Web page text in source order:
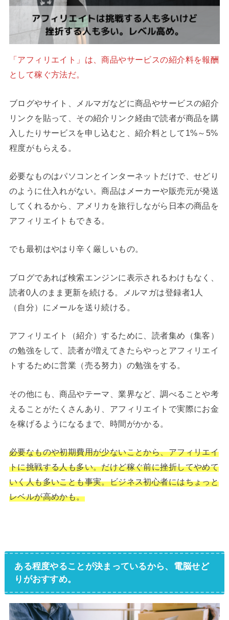
「アフィリエイト」は、商品やサービスの紹介料を報酬
として稼ぐ方法だ。
ブログやサイト、メルマガなどに商品やサービスの紹介
リンクを貼って、その紹介リンク経由で読者が商品を購
入したりサービスを申し込むと、紹介料として1%～5%
程度がもらえる。
必要なものはパソコンとインターネットだけで、せどり
のように仕入れがない。商品はメーカーや販売元が発送
してくれるから、アメリカを旅行しながら日本の商品を
アフィリエイトもできる。
でも最初はやはり辛く厳しいもの。
ブログであれば検索エンジンに表示されるわけもなく、
読者0人のまま更新を続ける。メルマガは登録者1人
（自分）にメールを送り続ける。
アフィリエイト（紹介）するために、読者集め（集客）
の勉強をして、読者が増えてきたらやっとアフィリエイ
トするために営業（売る努力）の勉強をする。
その他にも、商品やテーマ、業界など、調べることや考
えることがたくさんあり、アフィリエイトで実際にお金
を稼げるようになるまで、時間がかかる。
必要なものや初期費用が少ないことから、アフィリエイ
トに挑戦する人も多い。だけど稼ぐ前に挫折してやめて
いく人も多いことも事実。ビジネス初心者にはちょっと
レベルが高めかも。
ある程度やることが決まっているから、電脳せど
りがおすすめ。